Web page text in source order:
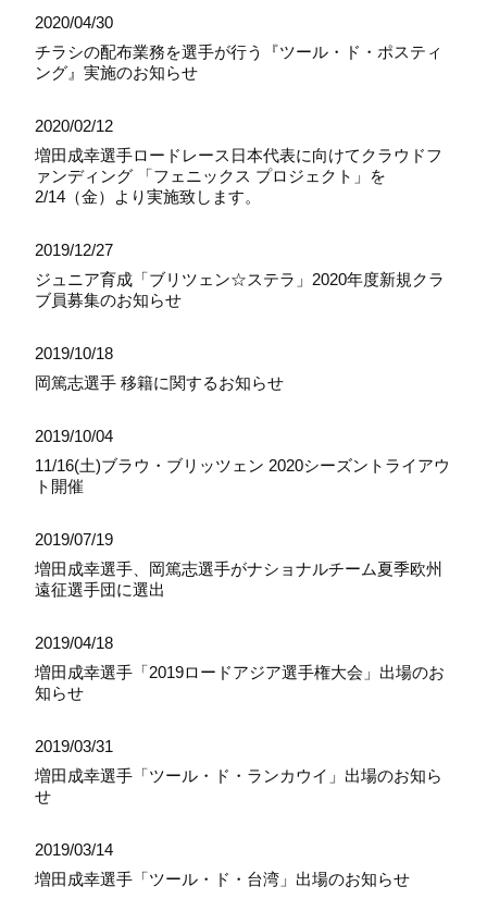
2020/04/30
チラシの配布業務を選手が行う『ツール・ド・ポスティ
ング』実施のお知らせ
2020/02/12
増田成幸選手ロードレース日本代表に向けてクラウドフ
ァンディング 「フェニックス プロジェクト」を
2/14（金）より実施致します。
2019/12/27
ジュニア育成「ブリツェン☆ステラ」2020年度新規クラ
ブ員募集のお知らせ
2019/10/18
岡篤志選手 移籍に関するお知らせ
2019/10/04
11/16(土)ブラウ・ブリッツェン 2020シーズントライアウ
ト開催
2019/07/19
増田成幸選手、岡篤志選手がナショナルチーム夏季欧州
遠征選手団に選出
2019/04/18
増田成幸選手「2019ロードアジア選手権大会」出場のお
知らせ
2019/03/31
増田成幸選手「ツール・ド・ランカウイ」出場のお知ら
せ
2019/03/14
増田成幸選手「ツール・ド・台湾」出場のお知らせ